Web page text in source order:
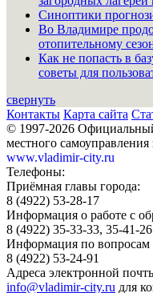
Синоптики
Во Владимире
отопительному
Как не попасть в
советы для
свернуть
Контакты Карта сайта
© 1997-2026
местного
www.vladimir-city.ru
Телефоны:
Приёмная главы города:
8 (4922) 53-28-17
Информация о работе с
8 (4922) 35-33-33, 35-41-26
Информация по вопросам
8 (4922) 53-24-91
Адреса электронной
info@vladimir-city.ru для